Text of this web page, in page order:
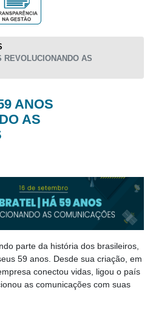
REVOLUCIONANDO AS
ANOS
AS
parte da história dos brasileiros,
59 anos. Desde sua criação, em
conectou vidas, ligou o país
as comunicações com suas